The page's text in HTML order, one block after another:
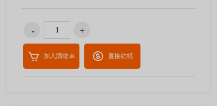
加入購物車 直接結帳